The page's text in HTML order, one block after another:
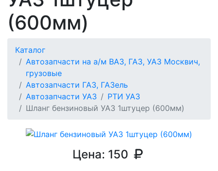
(600мм)
Каталог
Автозапчасти на а/м ВАЗ, ГАЗ, УАЗ Москвич,
грузовые
Автозапчасти ГАЗ, ГАЗель
Автозапчасти УАЗ
РТИ УАЗ
Шланг бензиновый УАЗ 1штуцер (600мм)
Цена: 150